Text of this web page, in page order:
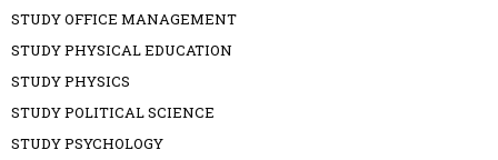
STUDY OFFICE MANAGEMENT
STUDY PHYSICAL EDUCATION
STUDY PHYSICS
STUDY POLITICAL SCIENCE
STUDY PSYCHOLOGY